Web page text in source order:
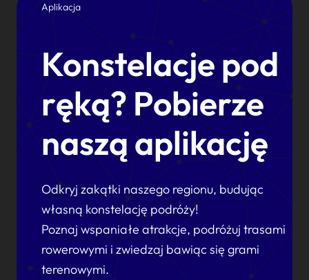
Aplikacja
Konstelacje pod
ręką? Pobierze
naszą aplikację
Odkryj zakątki naszego regionu, budując
własną konstelację podróży!
Poznaj wspaniałe atrakcje, podróżuj trasami
rowerowymi i zwiedzaj bawiąc się grami
terenowymi.